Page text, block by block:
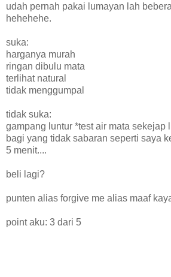
udah pernah pakai lumayan lah
hehehehe.
suka:
harganya murah
ringan dibulu mata
terlihat natural
tidak menggumpal
tidak suka:
gampang luntur *test air mata sekejap
bagi yang tidak sabaran seperti saya
5 menit....
beli lagi?
punten alias forgive me alias maaf
point aku: 3 dari 5